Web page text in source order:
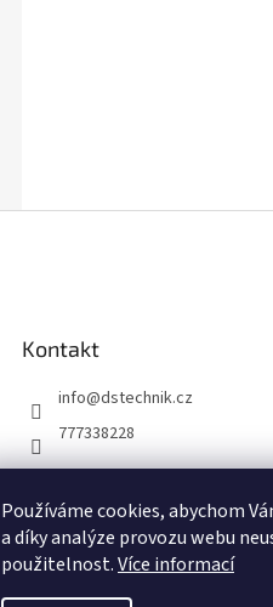
Používáme cookies, abychom
a díky analýze provozu webu
použitelnost.Více informací
Kontakt
info@dstechnik.cz
777338228